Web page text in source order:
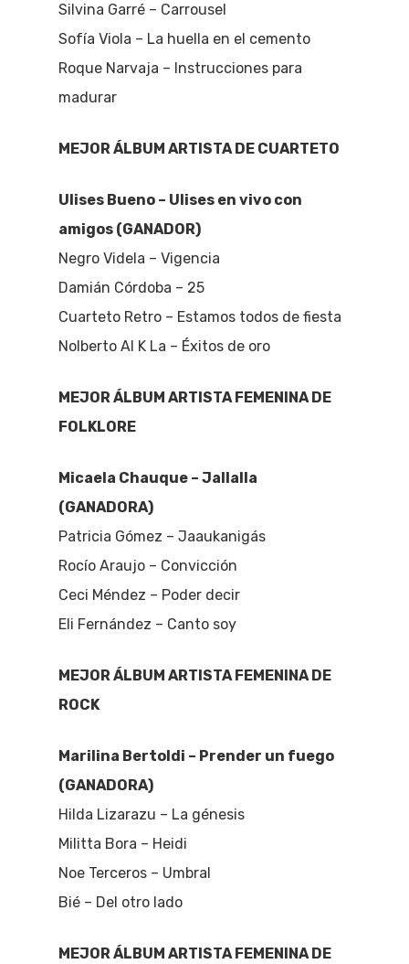
Silvina Garré – Carrousel
Sofía Viola – La huella en el cemento
Roque Narvaja – Instrucciones para
madurar
MEJOR ÁLBUM ARTISTA DE CUARTETO
Ulises Bueno – Ulises en vivo con
amigos (GANADOR)
Negro Videla – Vigencia
Damián Córdoba – 25
Cuarteto Retro – Estamos todos de fiesta
Nolberto Al K La – Éxitos de oro
MEJOR ÁLBUM ARTISTA FEMENINA DE
FOLKLORE
Micaela Chauque – Jallalla
(GANADORA)
Patricia Gómez – Jaaukanigás
Rocío Araujo – Convicción
Ceci Méndez – Poder decir
Eli Fernández – Canto soy
MEJOR ÁLBUM ARTISTA FEMENINA DE
ROCK
Marilina Bertoldi – Prender un fuego
(GANADORA)
Hilda Lizarazu – La génesis
Militta Bora – Heidi
Noe Terceros – Umbral
Bié – Del otro lado
MEJOR ÁLBUM ARTISTA FEMENINA DE